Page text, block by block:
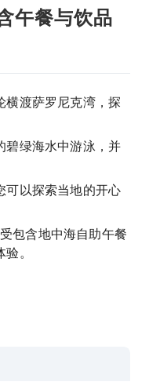
午餐与饮品
横渡萨罗尼克湾，探
碧绿海水中游泳，并
可以探索当地的开心
包含地中海自助午餐
。